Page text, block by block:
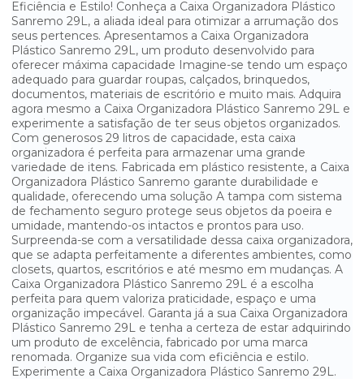
PORTA LAPIS COM LEMBRETES 750 FOLHAS CRISTAL ACRIMET
PORTA LÁPIS/ CLIPS/ LEMBRETE ACRÍLICO ACRINIL
PORTA REVISTA PRETO DELLOCOLLOR
PRANCHETA ACRÍLICA NOVACRIL
PRANCHETA EUCATEX COM PEGADOR PLÁSTICO KAZ
Eficiência e Estilo! Conheça a Caixa Organizadora Plástico
Sanremo 29L, a aliada ideal para otimizar a arrumação dos
seus pertences. Apresentamos a Caixa Organizadora
Plástico Sanremo 29L, um produto desenvolvido para
oferecer máxima capacidade Imagine-se tendo um espaço
adequado para guardar roupas, calçados, brinquedos,
documentos, materiais de escritório e muito mais. Adquira
agora mesmo a Caixa Organizadora Plástico Sanremo 29L e
experimente a satisfação de ter seus objetos organizados.
Com generosos 29 litros de capacidade, esta caixa
organizadora é perfeita para armazenar uma grande
variedade de itens. Fabricada em plástico resistente, a Caixa
Organizadora Plástico Sanremo garante durabilidade e
qualidade, oferecendo uma solução A tampa com sistema
de fechamento seguro protege seus objetos da poeira e
umidade, mantendo-os intactos e prontos para uso.
Surpreenda-se com a versatilidade dessa caixa organizadora,
que se adapta perfeitamente a diferentes ambientes, como
closets, quartos, escritórios e até mesmo em mudanças. A
Caixa Organizadora Plástico Sanremo 29L é a escolha
perfeita para quem valoriza praticidade, espaço e uma
organização impecável. Garanta já a sua Caixa Organizadora
Plástico Sanremo 29L e tenha a certeza de estar adquirindo
um produto de excelência, fabricado por uma marca
renomada. Organize sua vida com eficiência e estilo.
Experimente a Caixa Organizadora Plástico Sanremo 29L.